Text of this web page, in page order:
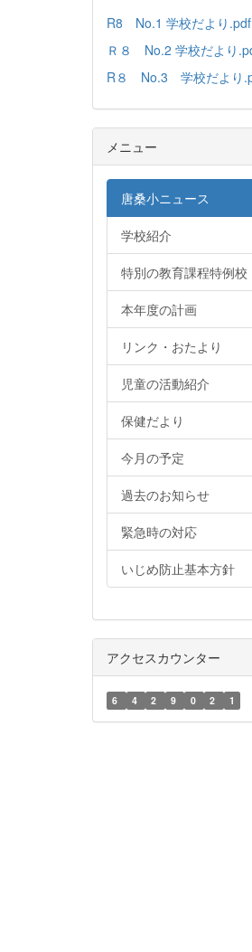
R8 No.1 学校だより.pdf
Ｒ８ No.2 学校だより
R８ No.3 学校だより
メニュー
唐桑小ニュース
学校紹介
特別の教育課程特例校
本年度の計画
リンク・おたより
児童の活動紹介
保健だより
今月の予定
過去のお知らせ
緊急時の対応
いじめ防止基本方針
アクセスカウンター
6 4 2 9 0 2 1